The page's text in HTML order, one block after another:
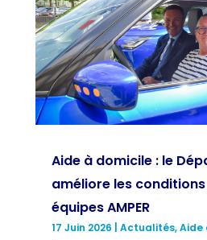
Aide à domicile : le
améliore les
équipes AMPER
17 Juin 2026 Actualités,Aide